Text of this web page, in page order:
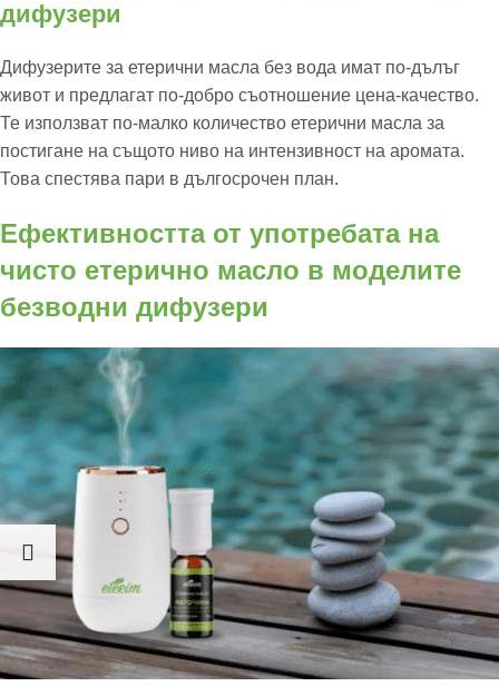
дифузери
Дифузерите за етерични масла без вода имат по-дълъг
живот и предлагат по-добро съотношение цена-качество.
Те използват по-малко количество етерични масла за
постигане на същото ниво на интензивност на аромата.
Това спестява пари в дългосрочен план.
Ефективността от употребата на
чисто етерично масло в моделите
безводни дифузери